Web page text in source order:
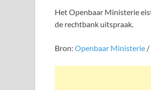
Het Openbaar Ministerie
de rechtbank uitspraak.
Bron: Openbaar Ministerie /